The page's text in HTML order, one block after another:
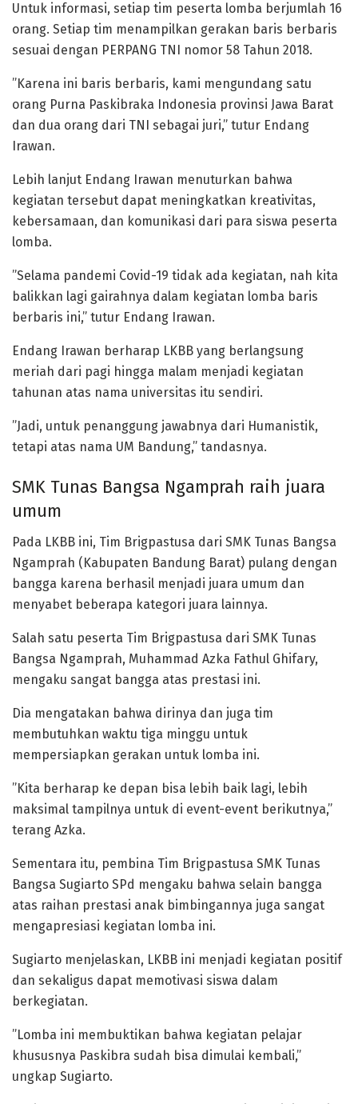
Untuk informasi, setiap tim peserta lomba berjumlah 16
orang. Setiap tim menampilkan gerakan baris berbaris
sesuai dengan PERPANG TNI nomor 58 Tahun 2018.
”Karena ini baris berbaris, kami mengundang satu
orang Purna Paskibraka Indonesia provinsi Jawa Barat
dan dua orang dari TNI sebagai juri,” tutur Endang
Irawan.
Lebih lanjut Endang Irawan menuturkan bahwa
kegiatan tersebut dapat meningkatkan kreativitas,
kebersamaan, dan komunikasi dari para siswa peserta
lomba.
”Selama pandemi Covid-19 tidak ada kegiatan, nah kita
balikkan lagi gairahnya dalam kegiatan lomba baris
berbaris ini,” tutur Endang Irawan.
Endang Irawan berharap LKBB yang berlangsung
meriah dari pagi hingga malam menjadi kegiatan
tahunan atas nama universitas itu sendiri.
”Jadi, untuk penanggung jawabnya dari Humanistik,
tetapi atas nama UM Bandung,” tandasnya.
SMK Tunas Bangsa Ngamprah raih juara
umum
Pada LKBB ini, Tim Brigpastusa dari SMK Tunas Bangsa
Ngamprah (Kabupaten Bandung Barat) pulang dengan
bangga karena berhasil menjadi juara umum dan
menyabet beberapa kategori juara lainnya.
Salah satu peserta Tim Brigpastusa dari SMK Tunas
Bangsa Ngamprah, Muhammad Azka Fathul Ghifary,
mengaku sangat bangga atas prestasi ini.
Dia mengatakan bahwa dirinya dan juga tim
membutuhkan waktu tiga minggu untuk
mempersiapkan gerakan untuk lomba ini.
”Kita berharap ke depan bisa lebih baik lagi, lebih
maksimal tampilnya untuk di event-event berikutnya,”
terang Azka.
Sementara itu, pembina Tim Brigpastusa SMK Tunas
Bangsa Sugiarto SPd mengaku bahwa selain bangga
atas raihan prestasi anak bimbingannya juga sangat
mengapresiasi kegiatan lomba ini.
Sugiarto menjelaskan, LKBB ini menjadi kegiatan positif
dan sekaligus dapat memotivasi siswa dalam
berkegiatan.
”Lomba ini membuktikan bahwa kegiatan pelajar
khususnya Paskibra sudah bisa dimulai kembali,”
ungkap Sugiarto.